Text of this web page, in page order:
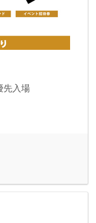
先入場